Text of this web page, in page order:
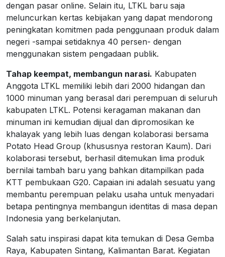
dengan pasar online. Selain itu, LTKL baru saja
meluncurkan kertas kebijakan yang dapat mendorong
peningkatan komitmen pada penggunaan produk dalam
negeri -sampai setidaknya 40 persen- dengan
menggunakan sistem pengadaan publik.
Tahap keempat, membangun narasi. Kabupaten
Anggota LTKL memiliki lebih dari 2000 hidangan dan
1000 minuman yang berasal dari perempuan di seluruh
kabupaten LTKL. Potensi keragaman makanan dan
minuman ini kemudian dijual dan dipromosikan ke
khalayak yang lebih luas dengan kolaborasi bersama
Potato Head Group (khususnya restoran Kaum). Dari
kolaborasi tersebut, berhasil ditemukan lima produk
bernilai tambah baru yang bahkan ditampilkan pada
KTT pembukaan G20. Capaian ini adalah sesuatu yang
membantu perempuan pelaku usaha untuk menyadari
betapa pentingnya membangun identitas di masa depan
Indonesia yang berkelanjutan.
Salah satu inspirasi dapat kita temukan di Desa Gemba
Raya, Kabupaten Sintang, Kalimantan Barat. Kegiatan